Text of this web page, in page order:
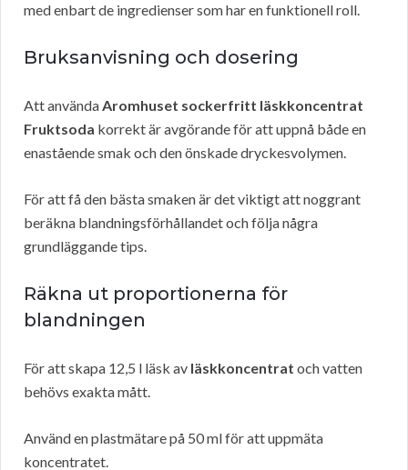
med enbart de ingredienser som har en funktionell roll.
Bruksanvisning och dosering
Att användaAromhuset sockerfritt läskkoncentrat
Fruktsoda korrekt är avgörande för att uppnå både en
enastående smak och den önskade dryckesvolymen.
För att få den bästa smaken är det viktigt att noggrant
beräkna blandningsförhållandet och följa några
grundläggande tips.
Räkna ut proportionerna för
blandningen
För att skapa 12,5 l läsk av läskkoncentrat och vatten
behövs exakta mått.
Använd en plastmätare på 50 ml för att uppmäta
koncentratet.